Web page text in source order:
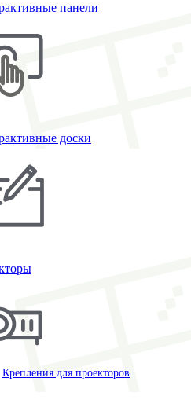
панели
доски
Крепления для проекторов